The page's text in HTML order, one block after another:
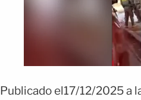
Publicado el17/12/2025 a